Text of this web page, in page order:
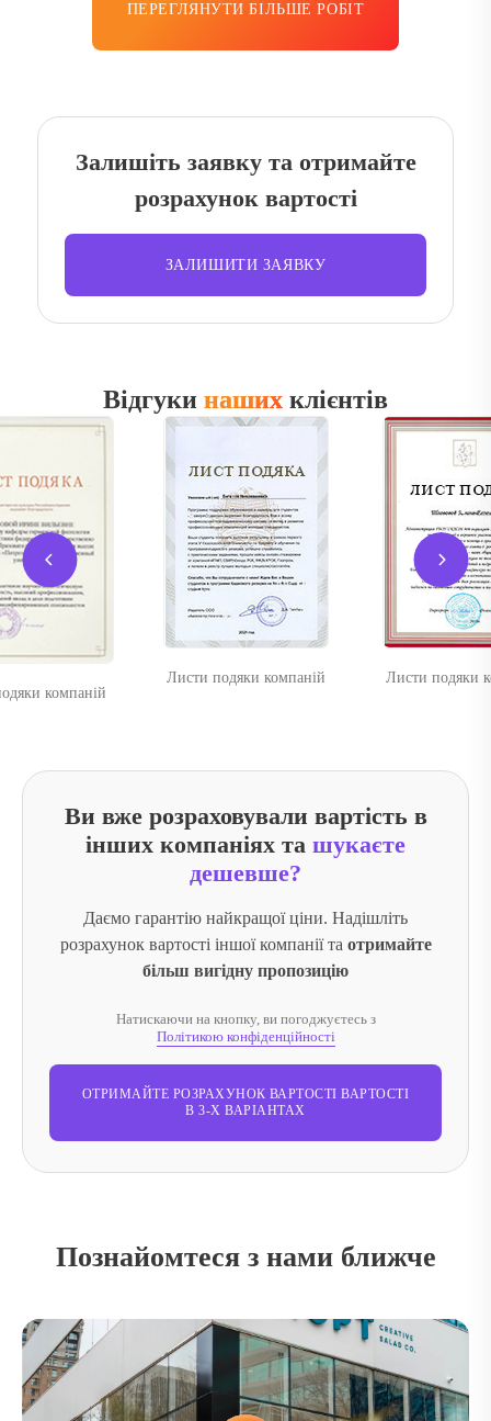
ПЕРЕГЛЯНУТИ БІЛЬШЕ РОБІТ
Залишіть заявку та отримайте
розрахунок вартості
ЗАЛИШИТИ ЗАЯВКУ
Відгуки наших клієнтів
компаній
Листи подяки компаній Листи подяки
Ви вже розраховували вартість в
інших компаніях та шукаєте
дешевше?
Даємо гарантію найкращої ціни. Надішліть
розрахунок вартості іншої компанії та отримайте
більш вигідну пропозицію
Натискаючи на кнопку, ви погоджуєтесь з
Політикою конфіденційності
ОТРИМАЙТЕ РОЗРАХУНОК ВАРТОСТІ ВАРТОСТІ
В 3-Х ВАРІАНТАХ
Познайомтеся з нами ближче